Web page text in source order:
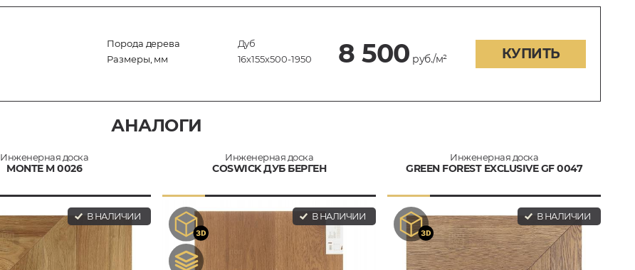
Порода дерева
Дуб
Размеры, мм
16х155х500-1950 8 500 руб./м² КУПИТЬ
АНАЛОГИ
Инженерная доска
MONTE M 0026
В НАЛИЧИИ
Инженерная доска
COSWICK ДУБ БЕРГЕН
В НАЛИЧИИ
Инженерная доска
GREEN FOREST EXCLUSIVE GF 0047
В НАЛИЧИИ